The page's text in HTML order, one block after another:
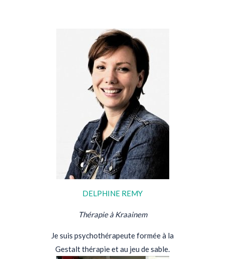
DELPHINE REMY
Thérapie à Kraainem
Je suis psychothérapeute formée à la
Gestalt thérapie et au jeu de sable.